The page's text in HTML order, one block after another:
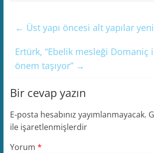
← Üst yapı öncesi alt yapılar
Ertürk, “Ebelik mesleği Domaniç
önem taşıyor” →
Bir cevap yazın
E-posta hesabınız yayımlanmayacak.
ile işaretlenmişlerdir
Yorum *